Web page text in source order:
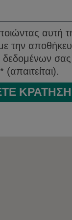
αυτή
την
δεδομένων
(απαιτείται).